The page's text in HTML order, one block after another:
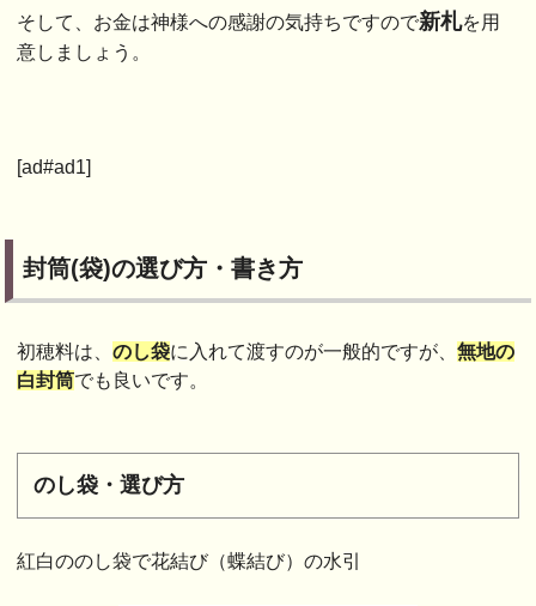
そして、お金は神様への感謝の気持ちですので新札を用
意しましょう。
[ad#ad1]
封筒(袋)の選び方・書き方
初穂料は、のし袋に入れて渡すのが一般的ですが、無地の
白封筒でも良いです。
のし袋・選び方
紅白ののし袋で花結び（蝶結び）の水引